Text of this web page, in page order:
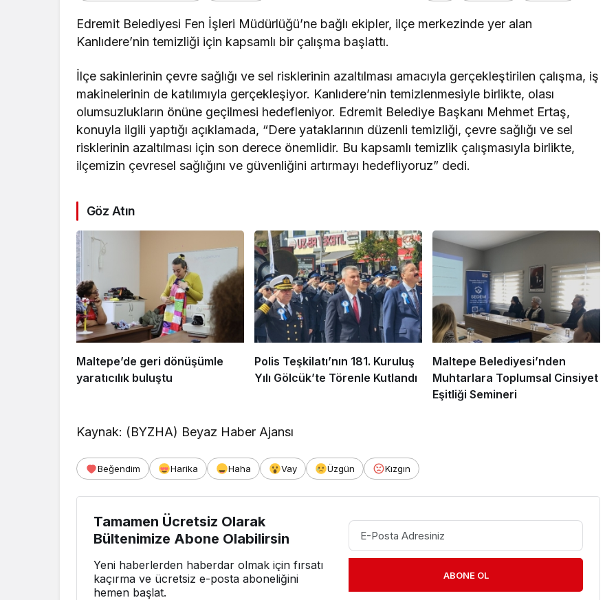
Edremit Belediyesi Fen İşleri Müdürlüğü’ne bağlı ekipler, ilçe merkezinde yer alan
Kanlıdere’nin temizliği için kapsamlı bir çalışma başlattı.
İlçe sakinlerinin çevre sağlığı ve sel risklerinin azaltılması amacıyla gerçekleştirilen çalışma, iş
makinelerinin de katılımıyla gerçekleşiyor. Kanlıdere’nin temizlenmesiyle birlikte, olası
olumsuzlukların önüne geçilmesi hedefleniyor. Edremit Belediye Başkanı Mehmet Ertaş,
konuyla ilgili yaptığı açıklamada, “Dere yataklarının düzenli temizliği, çevre sağlığı ve sel
risklerinin azaltılması için son derece önemlidir. Bu kapsamlı temizlik çalışmasıyla birlikte,
ilçemizin çevresel sağlığını ve güvenliğini artırmayı hedefliyoruz” dedi.
Göz Atın
Maltepe’de geri dönüşümle
yaratıcılık buluştu
Polis Teşkilatı’nın 181. Kuruluş
Yılı Gölcük’te Törenle Kutlandı
Maltepe Belediyesi’nden
Muhtarlara Toplumsal Cinsiyet
Eşitliği Semineri
Kaynak: (BYZHA) Beyaz Haber Ajansı
Beğendim Harika Haha Vay Üzgün Kızgın
Tamamen Ücretsiz Olarak
Bültenimize Abone Olabilirsin
Yeni haberlerden haberdar olmak için fırsatı
kaçırma ve ücretsiz e-posta aboneliğini
hemen başlat.
ABONE OL